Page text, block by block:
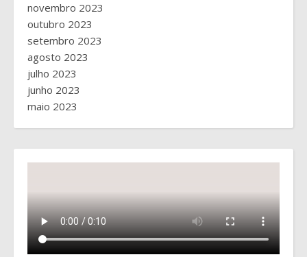
novembro 2023
outubro 2023
setembro 2023
agosto 2023
julho 2023
junho 2023
maio 2023